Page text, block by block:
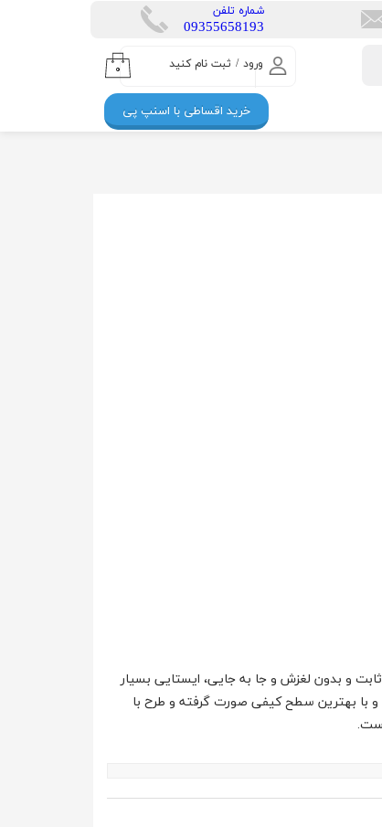
ورود / ثبت نام کنید
حساب کاربری من
تغییر گذر واژه
۰
​شماره تلفن
​​09355658193
خرید اقساطی با اسنپ پی
و بدون لغزش و جا به جایی، ایستایی بسیار
با بهترین سطح کیفی صورت گرفته و طرح با